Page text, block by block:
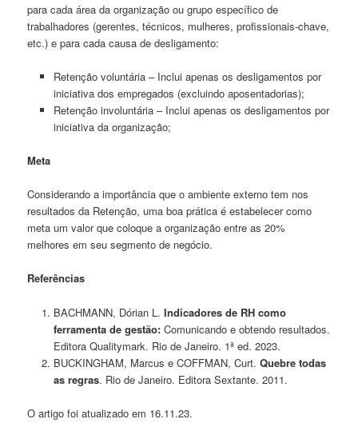
para cada área da organização ou grupo especí­fico de
trabalhadores (gerentes, técnicos, mulheres, profissionais-chave,
etc.) e para cada causa de desligamento:
Retenção voluntária – Inclui apenas os desligamentos por
iniciativa dos empregados (excluindo aposentadorias);
Retenção involuntária – Inclui apenas os desligamentos por
iniciativa da organização;
Meta
Considerando a importância que o ambiente externo tem nos
resultados da Retenção, uma boa prática é estabelecer como
meta um valor que coloque a organização entre as 20%
melhores em seu segmento de negócio.
Referências
BACHMANN, Dórian L. Indicadores de RH como
ferramenta de gestão: Comunicando e obtendo resultados.
Editora Qualitymark. Rio de Janeiro. 1ª ed. 2023.
BUCKINGHAM, Marcus e COFFMAN, Curt. Quebre todas
as regras. Rio de Janeiro. Editora Sextante. 2011.
O artigo foi atualizado em 16.11.23.